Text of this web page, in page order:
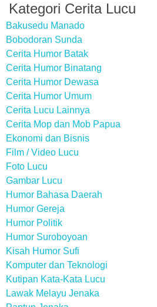
Kategori Cerita Lucu
Bakusedu Manado
Bobodoran Sunda
Cerita Humor Batak
Cerita Humor Binatang
Cerita Humor Dewasa
Cerita Humor Umum
Cerita Lucu Lainnya
Cerita Mop dan Mob Papua
Ekonomi dan Bisnis
Film / Video Lucu
Foto Lucu
Gambar Lucu
Humor Bahasa Daerah
Humor Gereja
Humor Politik
Humor Suroboyoan
Kisah Humor Sufi
Komputer dan Teknologi
Kutipan Kata-Kata Lucu
Lawak Melayu Jenaka